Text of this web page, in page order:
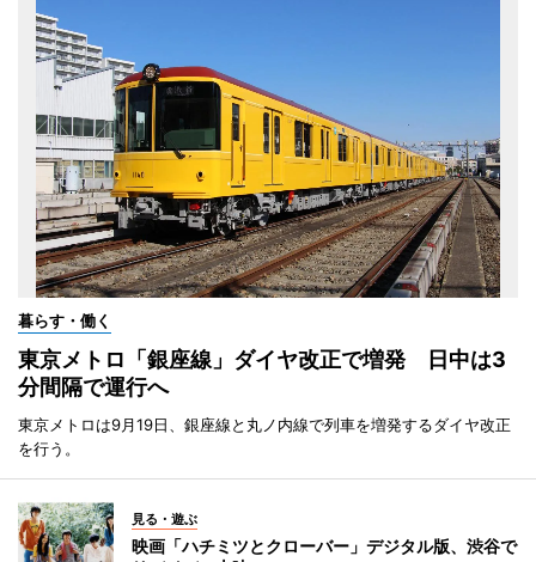
暮らす・働く
東京メトロ「銀座線」ダイヤ改正で増発 日中は3
分間隔で運行へ
東京メトロは9月19日、銀座線と丸ノ内線で列車を増発するダイヤ改正
を行う。
見る・遊ぶ
映画「ハチミツとクローバー」デジタル版、渋谷で